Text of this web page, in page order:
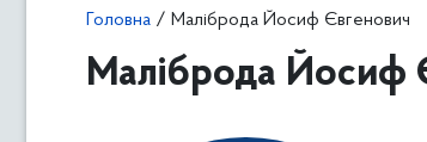
Головна / Маліброда Йосиф Євгенович
Маліброда Йосиф